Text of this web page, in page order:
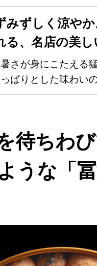
みずしく涼や
る、名店の美
さが身にこたえる
ぱりとした味わい
待ちわ
うな「